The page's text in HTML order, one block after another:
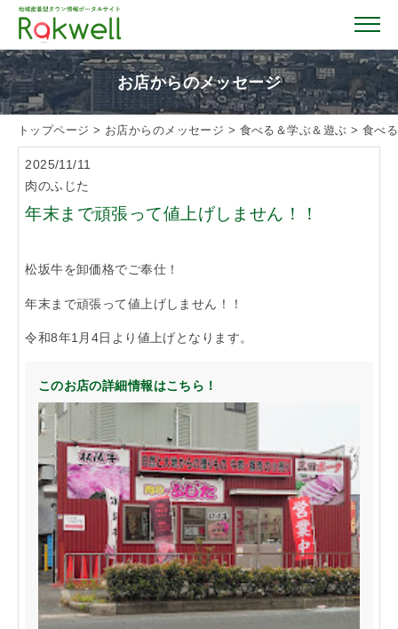
トップページ
お店を探す
クーポン情報
「らくうぇる。」は⼤阪 南河内の地域密着型ポータルサ
イト！ランチやディナーのクーポン、イベント、地域情報
が満載！
▲メニューを閉じる
お店からのメッセージ
トップページ > お店からのメッセージ > 食べる＆学ぶ＆遊ぶ > 食べる
2025/11/11
肉のふじた
年末まで頑張って値上げしません！！
松坂牛を卸価格でご奉仕！
年末まで頑張って値上げしません！！
令和8年1月4日より値上げとなります。
このお店の詳細情報はこちら！